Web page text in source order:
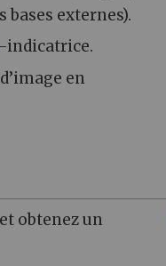
externes).
-indicatrice.
en
obtenez un